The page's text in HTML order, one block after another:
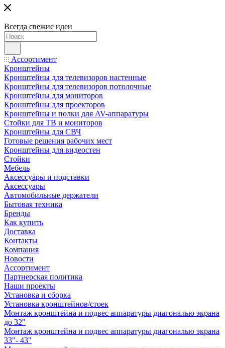
Всегда свежие идеи
Ассортимент
Кронштейны
Кронштейны для телевизоров настенные
Кронштейны для телевизоров потолочные
Кронштейны для мониторов
Кронштейны для проекторов
Кронштейны и полки для AV-аппаратуры
Стойки для ТВ и мониторов
Кронштейны для СВЧ
Готовые решения рабочих мест
Кронштейны для видеостен
Стойки
Мебель
Аксессуары и подставки
Аксессуары
Автомобильные держатели
Бытовая техника
Бренды
Как купить
Доставка
Контакты
Компания
Новости
Ассортимент
Партнерская политика
Наши проекты
Установка и сборка
Установка кронштейнов/стоек
Монтаж кронштейна и подвес аппаратуры диагональю экрана
до 32"
Монтаж кронштейна и подвес аппаратуры диагональю экрана
33"- 43"